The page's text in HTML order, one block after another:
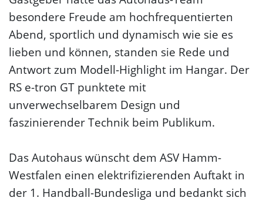
besondere Freude am hochfrequentierten
Abend, sportlich und dynamisch wie sie es
lieben und können, standen sie Rede und
Antwort zum Modell-Highlight im Hangar. Der
RS e-tron GT punktete mit
unverwechselbarem Design und
faszinierender Technik beim Publikum.
Das Autohaus wünscht dem ASV Hamm-
Westfalen einen elektrifizierenden Auftakt in
der 1. Handball-Bundesliga und bedankt sich